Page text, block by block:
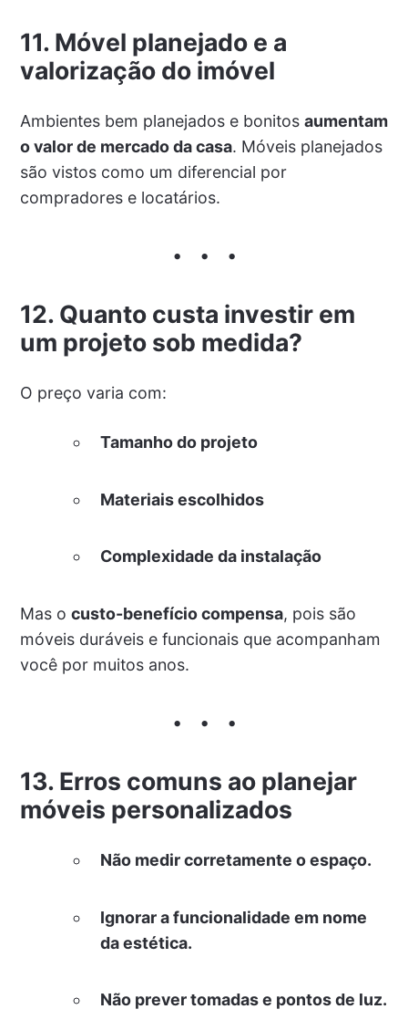
11. Móvel planejado e a
valorização do imóvel
Ambientes bem planejados e bonitos aumentam
o valor de mercado da casa. Móveis planejados
são vistos como um diferencial por
compradores e locatários.
12. Quanto custa investir em
um projeto sob medida?
O preço varia com:
Tamanho do projeto
Materiais escolhidos
Complexidade da instalação
Mas o custo-benefício compensa, pois são
móveis duráveis e funcionais que acompanham
você por muitos anos.
13. Erros comuns ao planejar
móveis personalizados
Não medir corretamente o espaço.
Ignorar a funcionalidade em nome
da estética.
Não prever tomadas e pontos de luz.